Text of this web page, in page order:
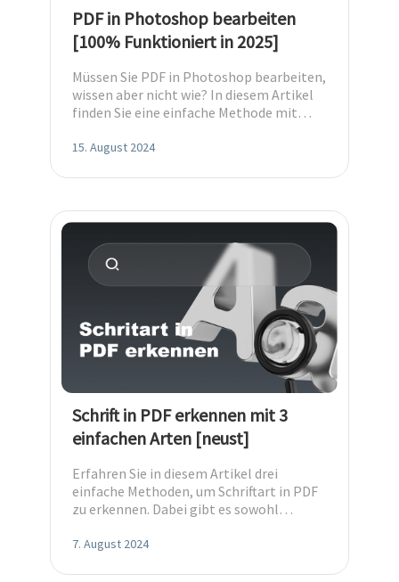
PDF in Photoshop bearbeiten
[100% Funktioniert in 2025]
Müssen Sie PDF in Photoshop bearbeiten,
wissen aber nicht wie? In diesem Artikel
finden Sie eine einfache Methode mit
15. August 2024
Schrift in PDF erkennen mit 3
einfachen Arten [neust]
Erfahren Sie in diesem Artikel drei
einfache Methoden, um Schriftart in PDF
zu erkennen. Dabei gibt es sowohl
Schriftartenfinder.
7. August 2024